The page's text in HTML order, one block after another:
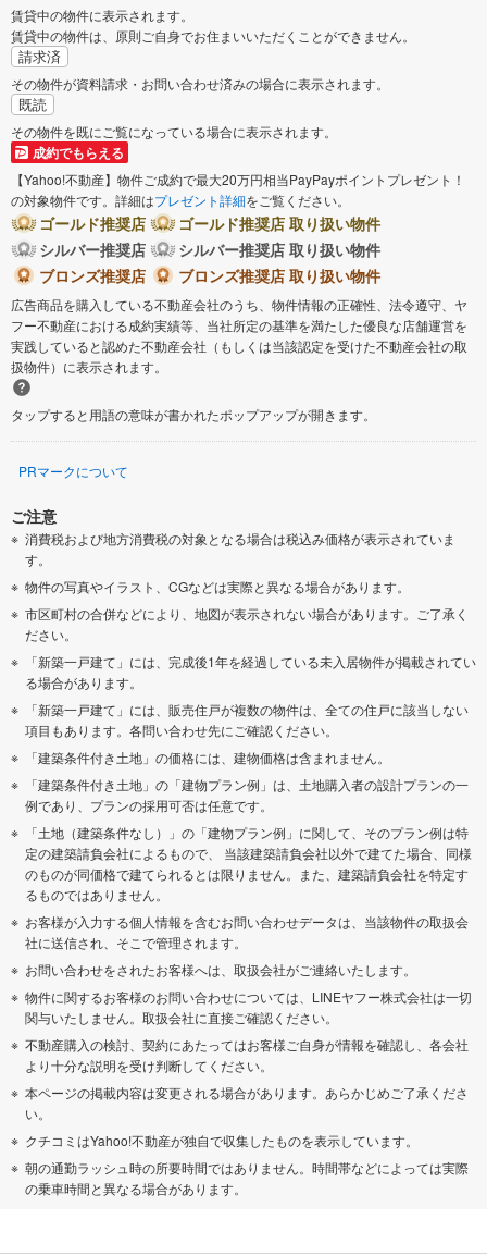
賃貸中の物件に表示されます。
賃貸中の物件は、原則ご自身でお住まいいただくことができません。
請求済
その物件が資料請求・お問い合わせ済みの場合に表示されます。
既読
その物件を既にご覧になっている場合に表示されます。
成約でもらえる
【Yahoo!不動産】物件ご成約で最大20万円相当PayPayポイントプレゼント！
の対象物件です。詳細はプレゼント詳細をご覧ください。
ゴールド推奨店
ゴールド推奨店 取り扱い物件
シルバー推奨店
シルバー推奨店 取り扱い物件
ブロンズ推奨店
ブロンズ推奨店 取り扱い物件
広告商品を購入している不動産会社のうち、物件情報の正確性、法令遵守、ヤ
フー不動産における成約実績等、当社所定の基準を満たした優良な店舗運営を
実践していると認めた不動産会社（もしくは当該認定を受けた不動産会社の取
扱物件）に表示されます。
タップすると用語の意味が書かれたポップアップが開きます。
PRマークについて
ご注意
消費税および地方消費税の対象となる場合は税込み価格が表示されていま
す。
物件の写真やイラスト、CGなどは実際と異なる場合があります。
市区町村の合併などにより、地図が表示されない場合があります。ご了承く
ださい。
「新築一戸建て」には、完成後1年を経過している未入居物件が掲載されてい
る場合があります。
「新築一戸建て」には、販売住戸が複数の物件は、全ての住戸に該当しない
項目もあります。各問い合わせ先にご確認ください。
「建築条件付き土地」の価格には、建物価格は含まれません。
「建築条件付き土地」の「建物プラン例」は、土地購入者の設計プランの一
例であり、プランの採用可否は任意です。
「土地（建築条件なし）」の「建物プラン例」に関して、そのプラン例は特
定の建築請負会社によるもので、 当該建築請負会社以外で建てた場合、同様
のものが同価格で建てられるとは限りません。また、建築請負会社を特定す
るものではありません。
お客様が入力する個人情報を含むお問い合わせデータは、当該物件の取扱会
社に送信され、そこで管理されます。
お問い合わせをされたお客様へは、取扱会社がご連絡いたします。
物件に関するお客様のお問い合わせについては、LINEヤフー株式会社は一切
関与いたしません。取扱会社に直接ご確認ください。
不動産購入の検討、契約にあたってはお客様ご自身が情報を確認し、各会社
より十分な説明を受け判断してください。
本ページの掲載内容は変更される場合があります。あらかじめご了承くださ
い。
クチコミはYahoo!不動産が独自で収集したものを表示しています。
朝の通勤ラッシュ時の所要時間ではありません。時間帯などによっては実際
の乗車時間と異なる場合があります。